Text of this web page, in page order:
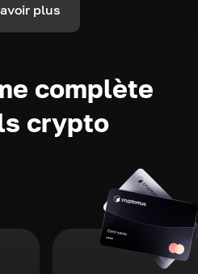
plus
complète
crypto